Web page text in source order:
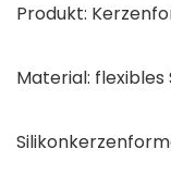
Produkt:
Material: flexibles